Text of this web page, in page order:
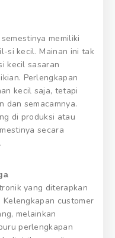
memiliki
si kecil. Mainan ini tak
kecil sasaran
Perlengkapan
kecil saja, tetapi
dan semacamnya.
di produksi atau
secara
yang diterapkan
Kelengkapan customer
melainkan
perlengkapan